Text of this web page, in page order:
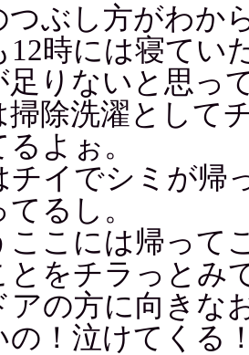
つぶし方がわか
12時には寝てい
足りないと思っ
掃除洗濯として
よぉ。
チイでシミが帰
るし。
ここには帰っ
とをチラっとみ
アの方に向きな
の！泣けてくる